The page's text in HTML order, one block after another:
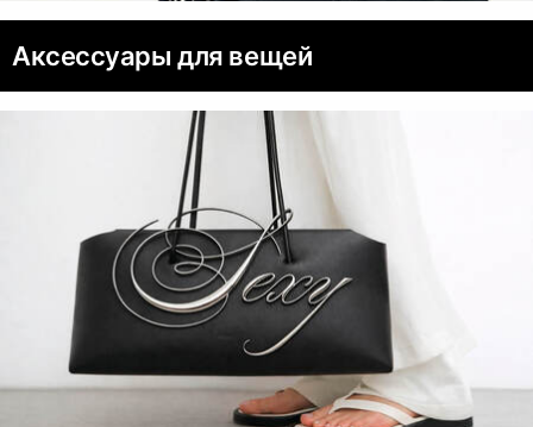
Аксессуары для вещей